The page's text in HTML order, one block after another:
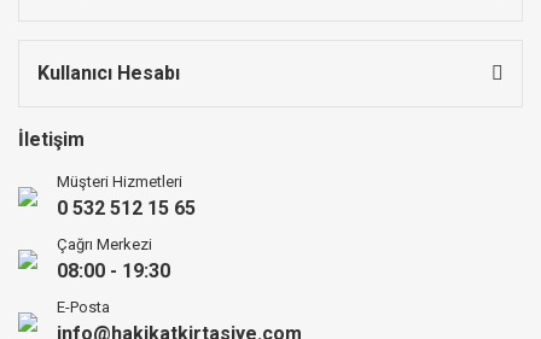
Kullanıcı Hesabı
İletişim
Müşteri Hizmetleri
0 532 512 15 65
Çağrı Merkezi
08:00 - 19:30
E-Posta
info@hakikatkirtasiye.com